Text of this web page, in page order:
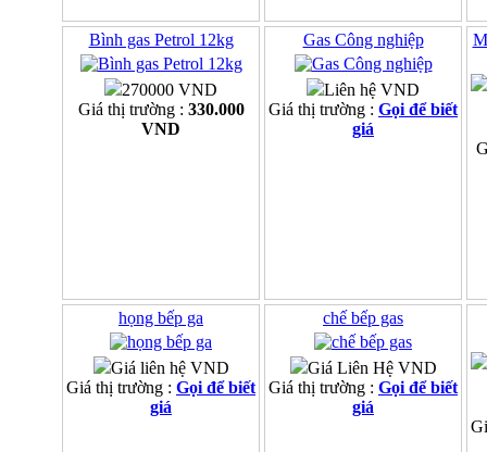
Bình gas Petrol 12kg
270000 VND
Giá thị trường : 330.000
VND
Gas Công nghiệp
Liên hệ VND
Giá thị trường : Gọi để biết
giá
họng bếp ga
Giá liên hệ VND
Giá thị trường : Gọi để biết
giá
chế bếp gas
Giá Liên Hệ VND
Giá thị trường : Gọi để biết
giá